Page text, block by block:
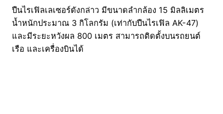
ปืนไรเฟิลเลเซอร์ดังกล่าว มีขนาดลำกล้อง 15 มิลลิเมตร
น้ำหนักประมาณ 3 กิโลกรัม (เท่ากับปืนไรเฟิล AK-47)
และมีระยะหวังผล 800 เมตร สามารถติดตั้งบนรถยนต์
เรือ และเครื่องบินได้